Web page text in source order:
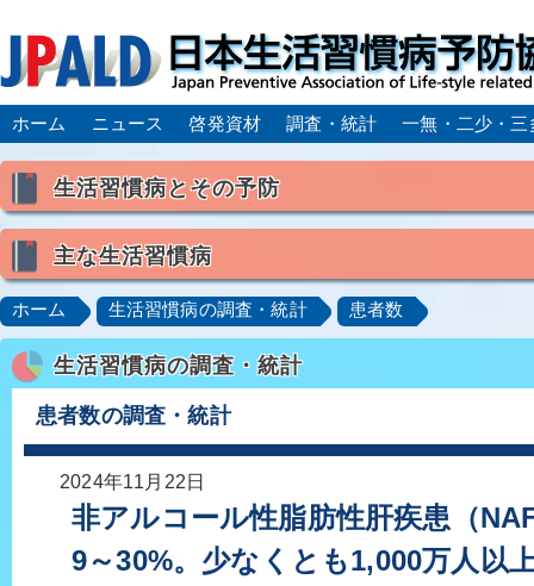
ホーム ニュース 啓発資材 調査・統計 一無・二少・三
生活習慣病とその予防
喫煙
食生活
主な生活習慣病
高血圧 脂質異常症（高脂血症） 糖尿病
肥満症／メタボリックシンドローム
動脈硬化
心
脂肪肝／NAFLD／NASH
アルコール肝疾患
ロコモティブシンドローム／サルコペニア／フレイル
ホーム 生活習慣病の調査・統計 患者数
生活習慣病の調査・統計
患者数の調査・統計
2024年11月22日
非アルコール性脂肪性肝疾患（
9～30%。少なくとも1,000万人以